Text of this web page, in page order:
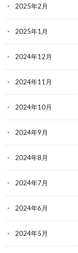
2025年2月
2025年1月
2024年12月
2024年11月
2024年10月
2024年9月
2024年8月
2024年7月
2024年6月
2024年5月